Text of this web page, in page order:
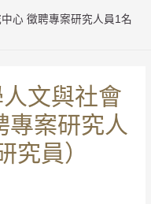
心 徵聘專案研究人員1名
文與社會
專案研究人
究員）